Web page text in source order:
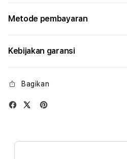
Loop
Metode pembayaran
Kebijakan garansi
Bagikan